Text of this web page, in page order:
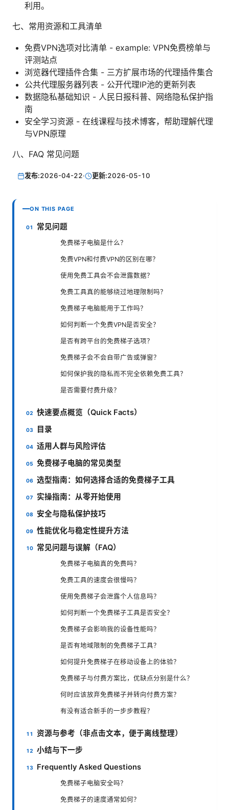
利用。
七、常用资源和工具清单
免费VPN选项对比清单 - example: VPN免费榜单与
评测站点
浏览器代理插件合集 - 三方扩展市场的代理插件集合
公共代理服务器列表 - 公开代理IP池的更新列表
数据隐私基础知识 - 人民日报科普、网络隐私保护指
南
安全学习资源 - 在线课程与技术博客，帮助理解代理
与VPN原理
八、FAQ 常见问题
发布:2026-04-22· 更新:2026-05-10
ON THIS PAGE
常见问题
免费梯子电脑是什么？
免费VPN和付费VPN的区别在哪？
使用免费工具会不会泄露数据？
免费工具真的能够绕过地理限制吗？
免费梯子电脑能用于工作吗？
如何判断一个免费VPN是否安全？
是否有跨平台的免费梯子选项？
免费梯子会不会自带广告或弹窗？
如何保护我的隐私而不完全依赖免费工具？
是否需要付费升级？
快速要点概览（Quick Facts）
目录
适用人群与风险评估
免费梯子电脑的常见类型
选型指南：如何选择合适的免费梯子工具
实操指南：从零开始使用
安全与隐私保护技巧
性能优化与稳定性提升方法
常见问题与误解（FAQ）
免费梯子电脑真的免费吗？
免费工具的速度会很慢吗？
使用免费梯子会泄露个人信息吗？
如何判断一个免费梯子工具是否安全？
免费梯子会影响我的设备性能吗？
是否有地域限制的免费梯子工具？
如何提升免费梯子在移动设备上的体验？
免费梯子与付费方案比，优缺点分别是什么？
何时应该放弃免费梯子并转向付费方案？
有没有适合新手的一步步教程？
资源与参考（非点击文本，便于离线整理）
小结与下一步
Frequently Asked Questions
免费梯子电脑安全吗？
免费梯子的速度通常如何？